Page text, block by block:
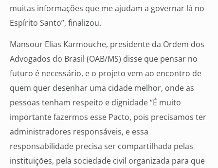
muitas informações que me ajudam a governar lá no
Espírito Santo”, finalizou.
Mansour Elias Karmouche, presidente da Ordem dos
Advogados do Brasil (OAB/MS) disse que pensar no
futuro é necessário, e o projeto vem ao encontro de
quem quer desenhar uma cidade melhor, onde as
pessoas tenham respeito e dignidade “É muito
importante fazermos esse Pacto, pois precisamos ter
administradores responsáveis, e essa
responsabilidade precisa ser compartilhada pelas
instituições, pela sociedade civil organizada para que